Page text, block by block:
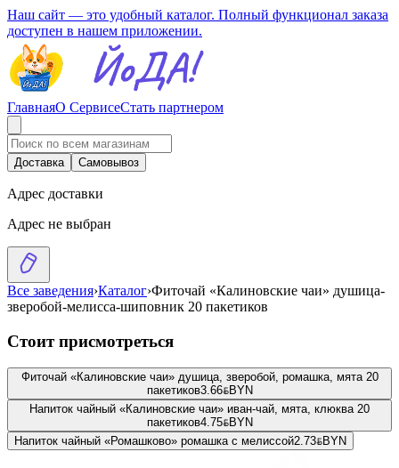
Наш сайт — это удобный каталог. Полный функционал заказа
доступен в нашем приложении.
ГлавнаяО СервисеСтать партнером
Доставка Самовывоз
Адрес доставки
Адрес не выбран
Все заведения›Каталог›Фиточай «Калиновские чаи» душица-
зверобой-мелисса-шиповник 20 пакетиков
Стоит присмотреться
Фиточай «Калиновские чаи» душица, зверобой, ромашка, мята 20
пакетиков3.66BYNBYN
Напиток чайный «Калиновские чаи» иван-чай, мята, клюква 20
пакетиков4.75BYNBYN
Напиток чайный «Ромашково» ромашка с мелиссой2.73BYNBYN